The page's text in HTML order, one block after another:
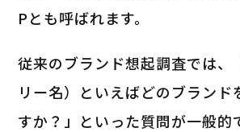
Pとも呼ばれます。
従来のブランド想起調査では、
リー名）といえばどのブランド
すか？」といった質問が一般的